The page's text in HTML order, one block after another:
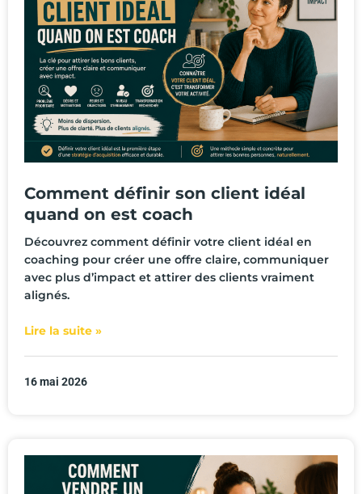
Comment définir son client idéal
quand on est coach
Découvrez comment définir votre client idéal en
coaching pour créer une offre claire, communiquer
avec plus d’impact et attirer des clients vraiment
alignés.
Lire la suite »
16 mai 2026